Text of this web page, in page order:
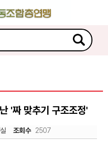
'짜 맞추기 구조조정'
조회수 2507
치북5
치북5